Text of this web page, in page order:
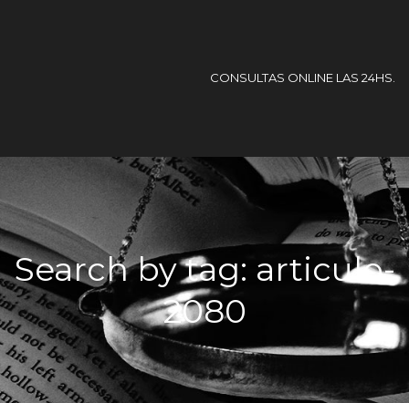
CONSULTAS ONLINE LAS 24HS.
Search by tag: articulo-
2080